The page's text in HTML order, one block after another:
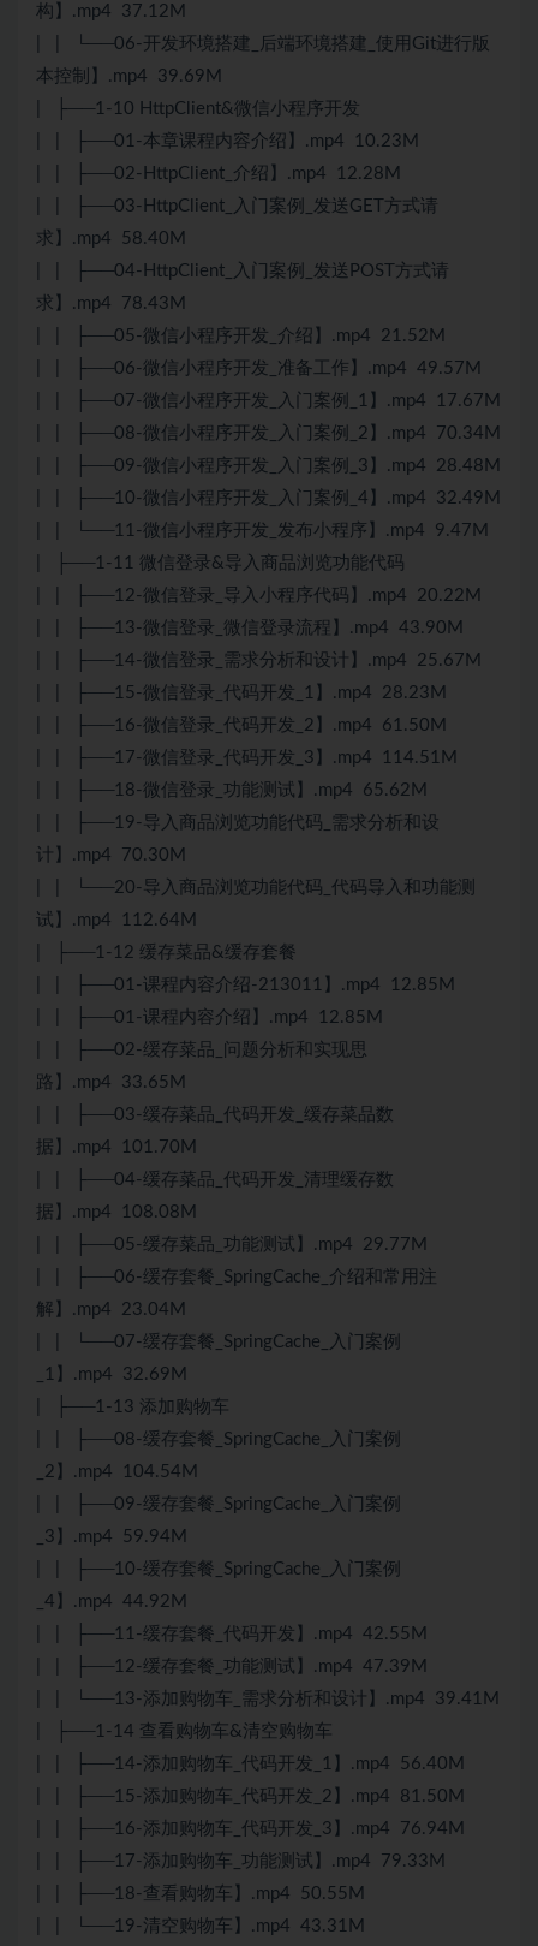
构】.mp4 37.12M
| | └──06-开发环境搭建_后端环境搭建_使用Git进行版
本控制】.mp4 39.69M
| ├──1-10 HttpClient&微信小程序开发
| | ├──01-本章课程内容介绍】.mp4 10.23M
| | ├──02-HttpClient_介绍】.mp4 12.28M
| | ├──03-HttpClient_入门案例_发送GET方式请
求】.mp4 58.40M
| | ├──04-HttpClient_入门案例_发送POST方式请
求】.mp4 78.43M
| | ├──05-微信小程序开发_介绍】.mp4 21.52M
| | ├──06-微信小程序开发_准备工作】.mp4 49.57M
| | ├──07-微信小程序开发_入门案例_1】.mp4 17.67M
| | ├──08-微信小程序开发_入门案例_2】.mp4 70.34M
| | ├──09-微信小程序开发_入门案例_3】.mp4 28.48M
| | ├──10-微信小程序开发_入门案例_4】.mp4 32.49M
| | └──11-微信小程序开发_发布小程序】.mp4 9.47M
| ├──1-11 微信登录&导入商品浏览功能代码
| | ├──12-微信登录_导入小程序代码】.mp4 20.22M
| | ├──13-微信登录_微信登录流程】.mp4 43.90M
| | ├──14-微信登录_需求分析和设计】.mp4 25.67M
| | ├──15-微信登录_代码开发_1】.mp4 28.23M
| | ├──16-微信登录_代码开发_2】.mp4 61.50M
| | ├──17-微信登录_代码开发_3】.mp4 114.51M
| | ├──18-微信登录_功能测试】.mp4 65.62M
| | ├──19-导入商品浏览功能代码_需求分析和设
计】.mp4 70.30M
| | └──20-导入商品浏览功能代码_代码导入和功能测
试】.mp4 112.64M
| ├──1-12 缓存菜品&缓存套餐
| | ├──01-课程内容介绍-213011】.mp4 12.85M
| | ├──01-课程内容介绍】.mp4 12.85M
| | ├──02-缓存菜品_问题分析和实现思
路】.mp4 33.65M
| | ├──03-缓存菜品_代码开发_缓存菜品数
据】.mp4 101.70M
| | ├──04-缓存菜品_代码开发_清理缓存数
据】.mp4 108.08M
| | ├──05-缓存菜品_功能测试】.mp4 29.77M
| | ├──06-缓存套餐_SpringCache_介绍和常用注
解】.mp4 23.04M
| | └──07-缓存套餐_SpringCache_入门案例
_1】.mp4 32.69M
| ├──1-13 添加购物车
| | ├──08-缓存套餐_SpringCache_入门案例
_2】.mp4 104.54M
| | ├──09-缓存套餐_SpringCache_入门案例
_3】.mp4 59.94M
| | ├──10-缓存套餐_SpringCache_入门案例
_4】.mp4 44.92M
| | ├──11-缓存套餐_代码开发】.mp4 42.55M
| | ├──12-缓存套餐_功能测试】.mp4 47.39M
| | └──13-添加购物车_需求分析和设计】.mp4 39.41M
| ├──1-14 查看购物车&清空购物车
| | ├──14-添加购物车_代码开发_1】.mp4 56.40M
| | ├──15-添加购物车_代码开发_2】.mp4 81.50M
| | ├──16-添加购物车_代码开发_3】.mp4 76.94M
| | ├──17-添加购物车_功能测试】.mp4 79.33M
| | ├──18-查看购物车】.mp4 50.55M
| | └──19-清空购物车】.mp4 43.31M